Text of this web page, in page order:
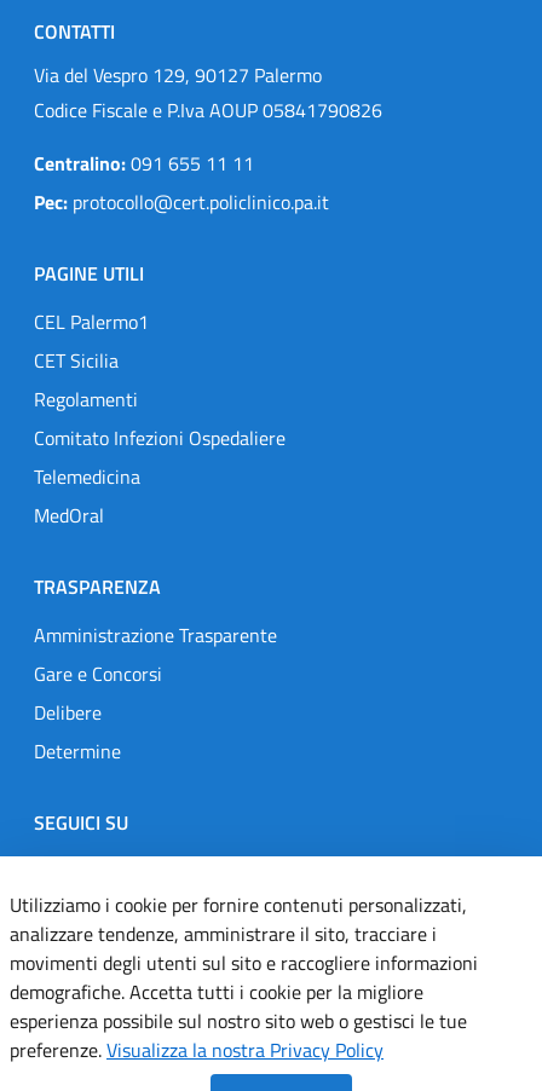
CONTATTI
Via del Vespro 129, 90127 Palermo
Codice Fiscale e P.Iva AOUP 05841790826
Centralino:091 655 11 11
Pec: protocollo@cert.policlinico.pa.it
PAGINE UTILI
CEL Palermo1
CET Sicilia
Regolamenti
Comitato Infezioni Ospedaliere
Telemedicina
MedOral
TRASPARENZA
Amministrazione Trasparente
Gare e Concorsi
Delibere
Determine
SEGUICI SU
Designers Italia
TwitterInstagramYoutubeLinkedin
Dichiarazione di accessibilità
Informativa cookie
Utilizziamo i cookie per fornire contenuti personalizzati,
analizzare tendenze, amministrare il sito, tracciare i
movimenti degli utenti sul sito e raccogliere informazioni
demografiche. Accetta tutti i cookie per la migliore
esperienza possibile sul nostro sito web o gestisci le tue
preferenze.Visualizza la nostra Privacy Policy